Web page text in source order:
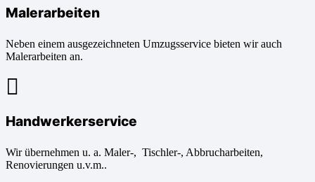
Malerarbeiten
Neben einem ausgezeichneten Umzugsservice bieten wir auch
Malerarbeiten an.
Handwerkerservice
Wir übernehmen u. a. Maler-, Tischler-, Abbrucharbeiten,
Renovierungen u.v.m..